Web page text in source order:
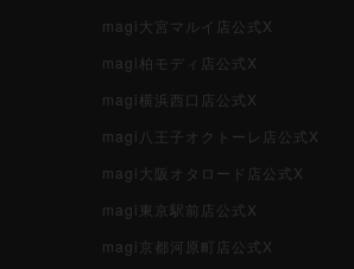
magi大宮マルイ店公式X
magi柏モディ店公式X
magi横浜西口店公式X
magi八王子オクトーレ店公式X
magi大阪オタロード店公式X
magi東京駅前店公式X
magi京都河原町店公式X